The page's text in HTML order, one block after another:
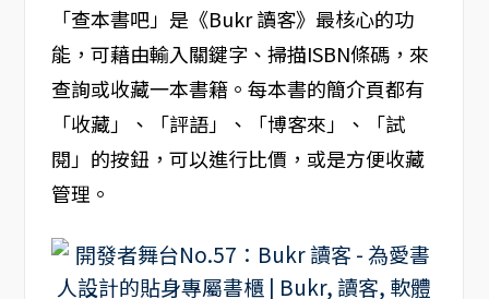
「查本書吧」是《Bukr 讀客》最核心的功
能，可藉由輸入關鍵字、掃描ISBN條碼，來
查詢或收藏一本書籍。每本書的簡介頁都有
「收藏」、「評語」、「博客來」、「試
閱」的按鈕，可以進行比價，或是方便收藏
管理。